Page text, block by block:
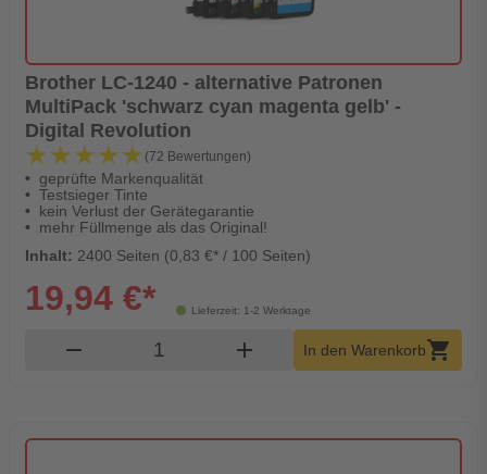
Brother LC-1240 - alternative Patronen
MultiPack 'schwarz cyan magenta gelb' -
Digital Revolution
★★★★★
★★★★★ (72 Bewertungen)
geprüfte Markenqualität
Testsieger Tinte
kein Verlust der Gerätegarantie
mehr Füllmenge als das Original!
Inhalt: 2400 Seiten (0,83 €* / 100 Seiten)
Lieferzeit: 1-2 Werktage
19,94 €*
remove Produkt Warenkorb Menge
add In den Warenkorbshopping_cart